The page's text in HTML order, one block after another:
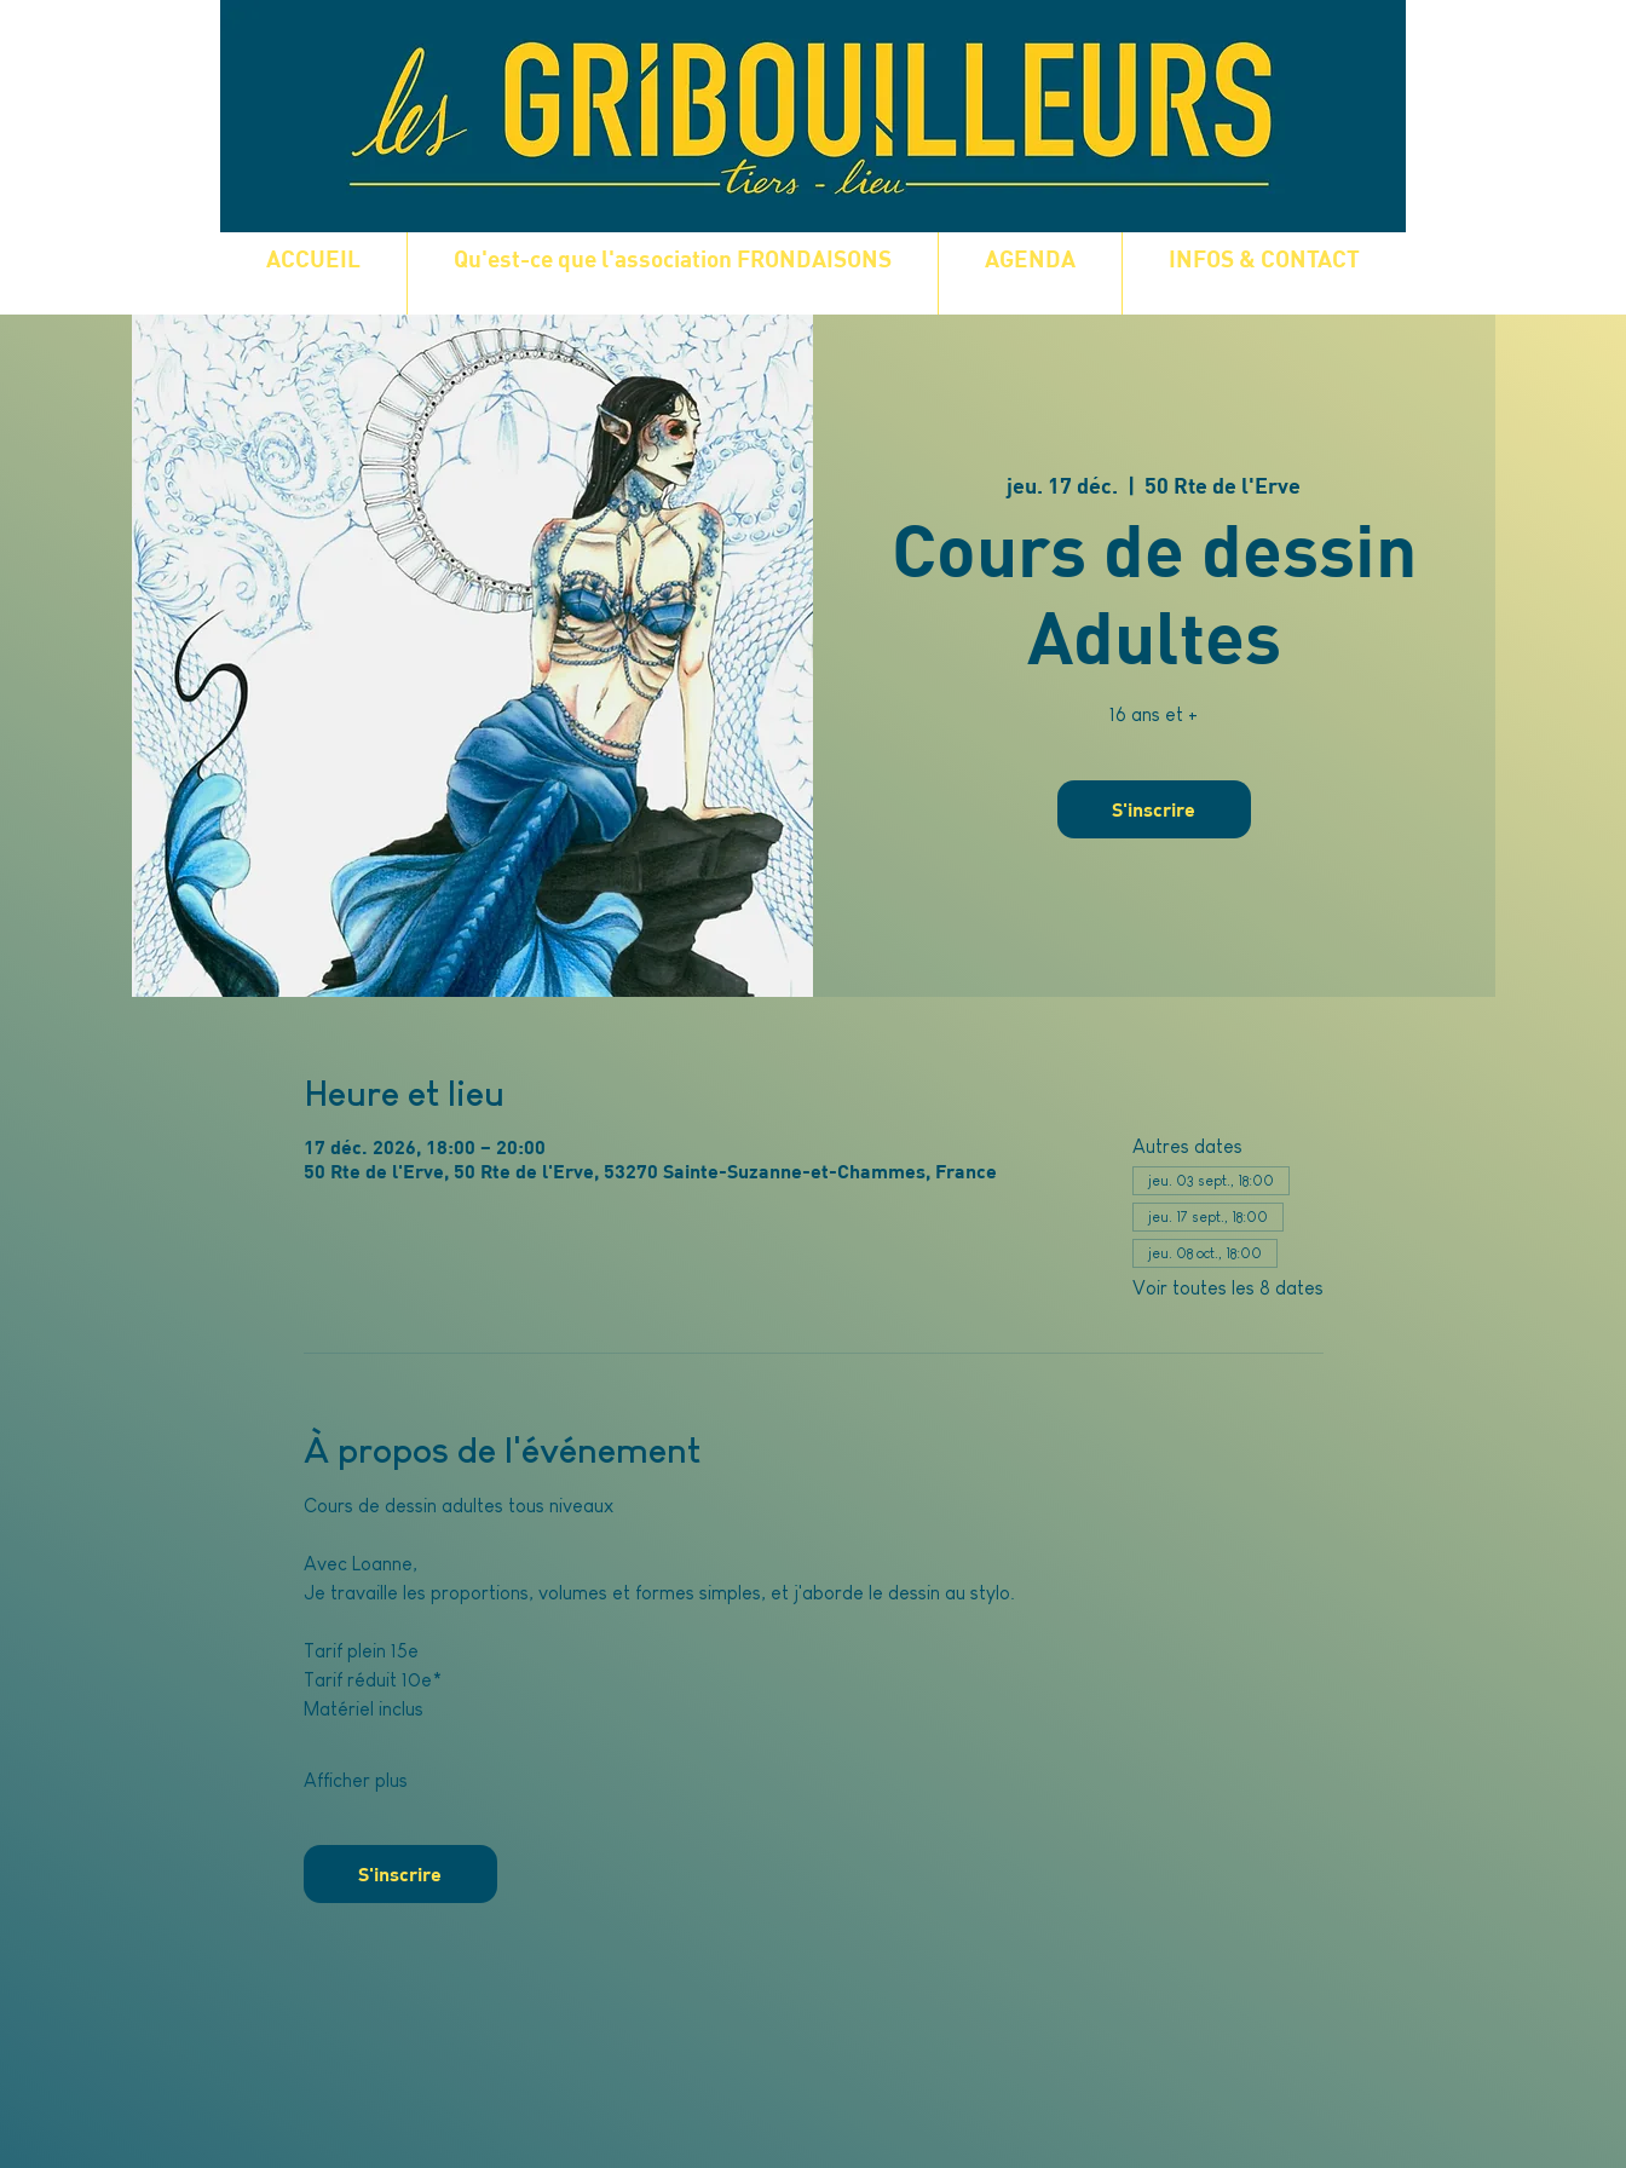
ACCUEIL Qu'est-ce que l'association FRONDAISONS AGENDA INFOS & CONTACT
jeu. 17 déc.
  |
50 Rte de l'Erve
Cours de dessin
Adultes
16 ans et +
S'inscrire
Heure et lieu
17 déc. 2026, 18:00 – 20:00
50 Rte de l'Erve, 50 Rte de l'Erve, 53270 Sainte-Suzanne-et-Chammes, France
Autres dates
jeu. 03 sept., 18:00
jeu. 17 sept., 18:00
jeu. 08 oct., 18:00
Voir toutes les 8 dates
À propos de l'événement
Cours de dessin adultes tous niveaux
Avec Loanne,
Je travaille les proportions, volumes et formes simples, et j'aborde le dessin au stylo.
Tarif plein 15e
Tarif réduit 10e*
Matériel inclus
Afficher plus
S'inscrire